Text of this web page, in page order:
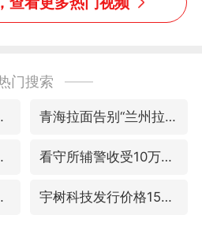
门搜索
百元 青海拉面告别“兰州拉面”
采稀土 看守所辅警收受10万获刑1年
主场 宇树科技发行价格150.80元/股